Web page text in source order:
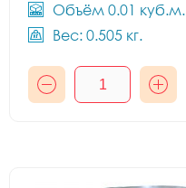
Объём 0.01 куб.м.
Вес: 0.505 кг.